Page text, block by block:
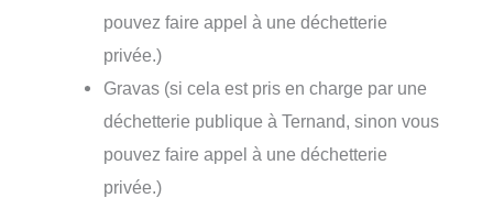
pouvez faire appel à une déchetterie
privée.)
Gravas (si cela est pris en charge par une
déchetterie publique à Ternand, sinon vous
pouvez faire appel à une déchetterie
privée.)